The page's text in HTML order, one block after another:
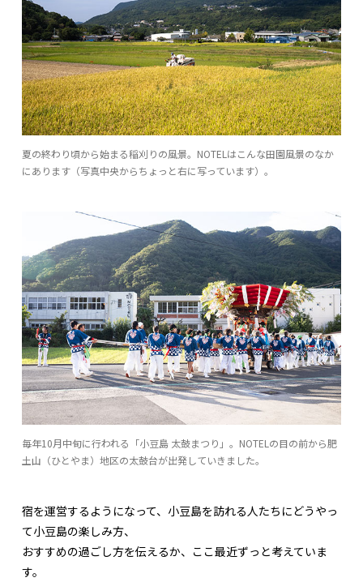
夏の終わり頃から始まる稲刈りの風景。NOTELはこんな田園風景のなか
にあります（写真中央からちょっと右に写っています）。
毎年10月中旬に行われる「小豆島 太鼓まつり」。NOTELの目の前から肥
土山（ひとやま）地区の太鼓台が出発していきました。
宿を運営するようになって、小豆島を訪れる人たちにどうやっ
て小豆島の楽しみ方、
おすすめの過ごし方を伝えるか、ここ最近ずっと考えていま
す。